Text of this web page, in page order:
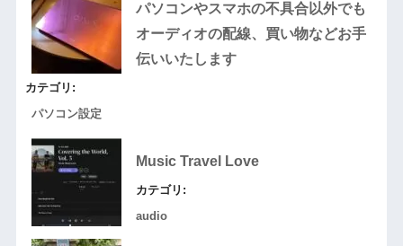
パソコンやスマホの不具合以外でも
オーディオの配線、買い物などお手
伝いいたします
カテゴリ:
パソコン設定
Music Travel Love
カテゴリ:
audio